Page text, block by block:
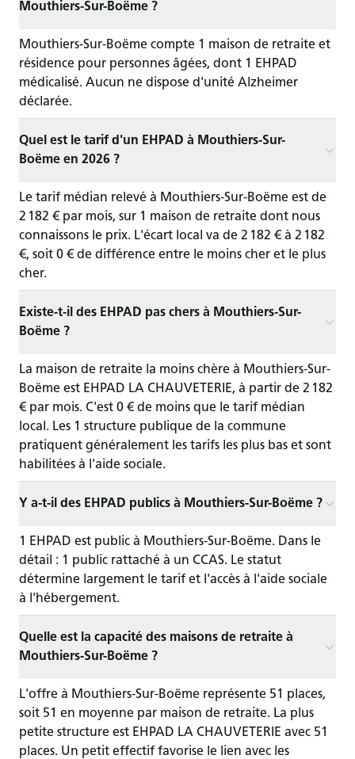
Mouthiers-Sur-Boëme ?
Mouthiers-Sur-Boëme compte 1 maison de retraite et
résidence pour personnes âgées, dont 1 EHPAD
médicalisé. Aucun ne dispose d'unité Alzheimer
déclarée.
Quel est le tarif d'un EHPAD à Mouthiers-Sur-
Boëme en 2026 ?
Le tarif médian relevé à Mouthiers-Sur-Boëme est de
2 182 € par mois, sur 1 maison de retraite dont nous
connaissons le prix. L'écart local va de 2 182 € à 2 182
€, soit 0 € de différence entre le moins cher et le plus
cher.
Existe-t-il des EHPAD pas chers à Mouthiers-Sur-
Boëme ?
La maison de retraite la moins chère à Mouthiers-Sur-
Boëme est EHPAD LA CHAUVETERIE, à partir de 2 182
€ par mois. C'est 0 € de moins que le tarif médian
local. Les 1 structure publique de la commune
pratiquent généralement les tarifs les plus bas et sont
habilitées à l'aide sociale.
Y a-t-il des EHPAD publics à Mouthiers-Sur-Boëme ?
1 EHPAD est public à Mouthiers-Sur-Boëme. Dans le
détail : 1 public rattaché à un CCAS. Le statut
détermine largement le tarif et l'accès à l'aide sociale
à l'hébergement.
Quelle est la capacité des maisons de retraite à
Mouthiers-Sur-Boëme ?
L'offre à Mouthiers-Sur-Boëme représente 51 places,
soit 51 en moyenne par maison de retraite. La plus
petite structure est EHPAD LA CHAUVETERIE avec 51
places. Un petit effectif favorise le lien avec les